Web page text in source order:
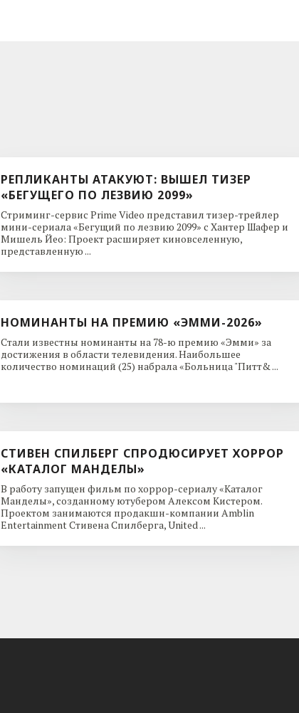
РЕПЛИКАНТЫ АТАКУЮТ: ВЫШЕЛ ТИЗЕР
«БЕГУЩЕГО ПО ЛЕЗВИЮ 2099»
Стриминг-сервис Prime Video представил тизер-трейлер
мини-сериала «Бегущий по лезвию 2099» с Хантер Шафер и
Мишель Йео: Проект расширяет киновселенную,
представленную ...
НОМИНАНТЫ НА ПРЕМИЮ «ЭММИ-2026»
Стали известны номинанты на 78-ю премию «Эмми» за
достижения в области телевидения. Наибольшее
количество номинаций (25) набрала «Больница "Питт& ...
СТИВЕН СПИЛБЕРГ СПРОДЮСИРУЕТ ХОРРОР
«КАТАЛОГ МАНДЕЛЫ»
В работу запущен фильм по хоррор-сериалу «Каталог
Манделы», созданному ютубером Алексом Кистером.
Проектом занимаются продакшн-компании Amblin
Entertainment Стивена Спилберга, United ...